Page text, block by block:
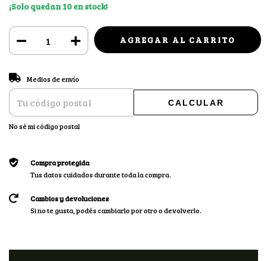
¡Solo quedan10en stock!
Entregas para el CP:
Medios de envío
CALCULAR
No sé mi código postal
Compra protegida
Tus datos cuidados durante toda la compra.
Cambios y devoluciones
Si no te gusta, podés cambiarlo por otro o devolverlo.